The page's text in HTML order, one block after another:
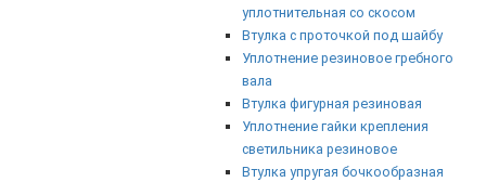
уплотнительная со скосом
Втулка с проточкой под шайбу
Уплотнение резиновое гребного
вала
Втулка фигурная резиновая
Уплотнение гайки крепления
светильника резиновое
Втулка упругая бочкообразная